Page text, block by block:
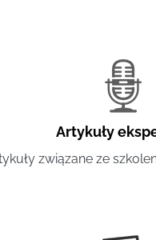
Artykuły
związane ze